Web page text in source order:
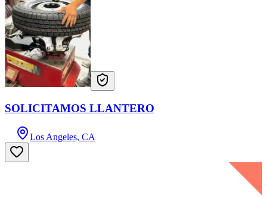
SOLICITAMOS LLANTERO
Los Angeles, CA